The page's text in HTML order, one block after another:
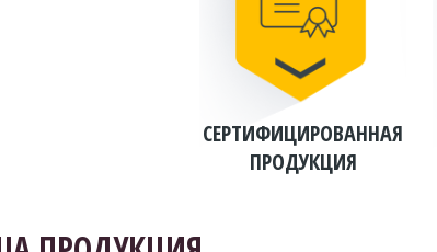
СЕРТИФИЦИРОВАННАЯ
ПРОДУКЦИЯ